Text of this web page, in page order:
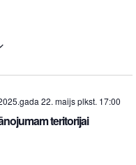
22. maijs plkst. 17:00
teritorijai